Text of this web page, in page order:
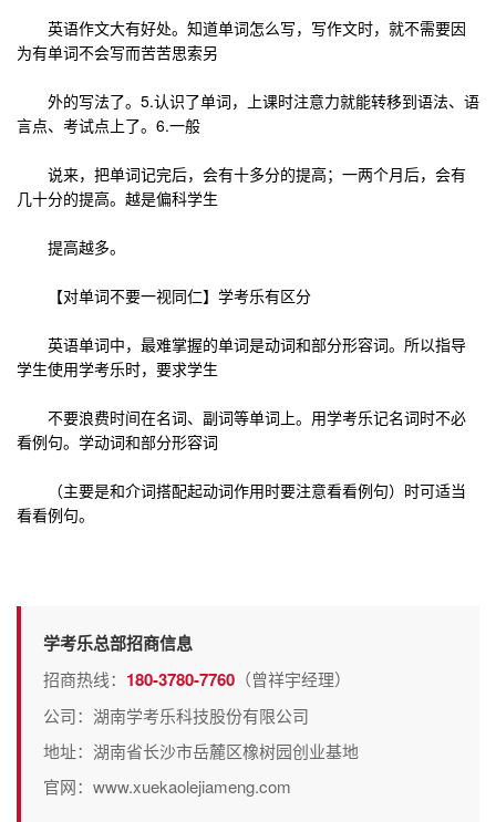
英语作文大有好处。知道单词怎么写，写作文时，就不需要因
为有单词不会写而苦苦思索另
外的写法了。5.认识了单词，上课时注意力就能转移到语法、语
言点、考试点上了。6.一般
说来，把单词记完后，会有十多分的提高；一两个月后，会有
几十分的提高。越是偏科学生
提高越多。
【对单词不要一视同仁】学考乐有区分
英语单词中，最难掌握的单词是动词和部分形容词。所以指导
学生使用学考乐时，要求学生
不要浪费时间在名词、副词等单词上。用学考乐记名词时不必
看例句。学动词和部分形容词
（主要是和介词搭配起动词作用时要注意看看例句）时可适当
看看例句。
学考乐总部招商信息
招商热线： 180-3780-7760 （曾祥宇经理）
公司：湖南学考乐科技股份有限公司
地址：湖南省长沙市岳麓区橡树园创业基地
官网：www.xuekaolejiameng.com